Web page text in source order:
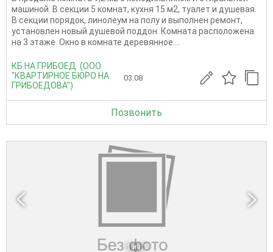
машиной. В секции 5 комнат, кухня 15 м2, туалет и душевая.
В секции порядок, линолеум на полу и выполнен ремонт,
установлен новый душевой поддон. Комната расположена
на 3 этаже. Окно в комнате деревянное....
КБ НА ГРИБОЕД. (ООО
"КВАРТИРНОЕ БЮРО НА
ГРИБОЕДОВА")
03.08
Позвонить
1 из 1